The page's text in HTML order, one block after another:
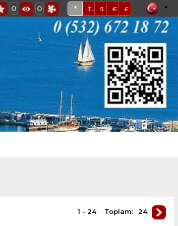
0 0 * TL $ € £
1 - 24 Toplam: 24